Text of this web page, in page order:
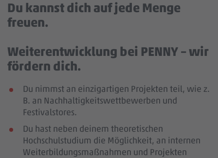
Du kannst dich auf jede Menge
freuen.
Weiterentwicklung bei PENNY – wir
fördern dich.
Du nimmst an einzigartigen Projekten teil, wie z.
B. an Nachhaltigkeitswettbewerben und
Festivalstores.
Du hast neben deinem theoretischen
Hochschulstudium die Möglichkeit, an internen
Weiterbildungsmaßnahmen und Projekten